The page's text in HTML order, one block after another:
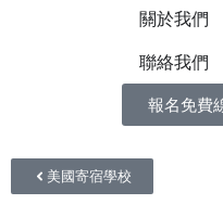
關於我們
聯絡我們
報名免費
美國寄宿學校